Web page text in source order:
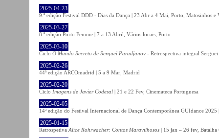
2025-04-23
9.ª edição Festival DDD - Dias da Dança | 23 Abr a 4 Mai, Porto, Matosinhos e
2025-03-27
8.ª edição Porto Femme | 7 a 13 Abril, Vários locais, Porto
2025-03-10
Ciclo O Mundo Secreto de Serguei Paradjanov - Retrospectiva integral
2025-02-26
44ª edição ARCOmadrid | 5 a 9 Mar, Madrid
2025-02-20
Ciclo Imagens de Javier Codesal | 21 e 22 Fev, Cinemateca Portuguesa
2025-02-05
14ª edição do Festival Internacional de Dança Contemporânea GUIdance 2025
2025-01-15
Retrospetiva Alice Rohrwacher: Contos Maravilhosos | 15 jan – 26 fev,